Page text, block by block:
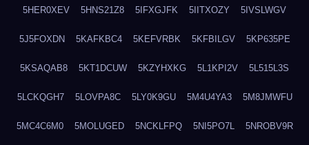
5HER0XEV 5HNS21Z8 5IFXGJFK 5IITXOZY 5IVSLWGV
5J5FOXDN 5KAFKBC4 5KEFVRBK 5KFBILGV 5KP635PE
5KSAQAB8 5KT1DCUW 5KZYHXKG 5L1KPI2V 5L515L3S
5LCKQGH7 5LOVPA8C 5LY0K9GU 5M4U4YA3 5M8JMWFU
5MC4C6M0 5MOLUGED 5NCKLFPQ 5NI5PO7L 5NROBV9R